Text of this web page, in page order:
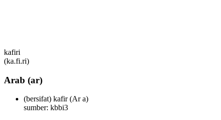
kafiri
(ka.fi.ri)
Arab (ar)
(bersifat) kafir (Ar a)
sumber: kbbi3